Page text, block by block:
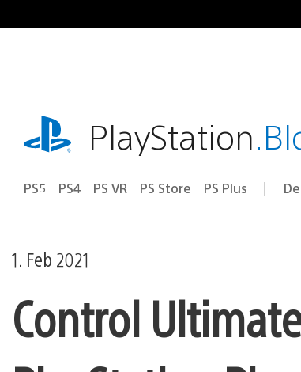
Inhalt
playstation.comPlayStation
PS5 PS4 PS VR PS Store PS Plus
1. Feb 2021
Control